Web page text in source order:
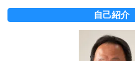
自己紹介